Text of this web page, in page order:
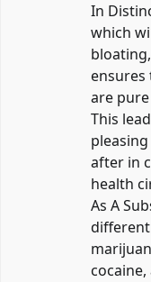
In
which
ensures
are
This
after in
health
As A
different